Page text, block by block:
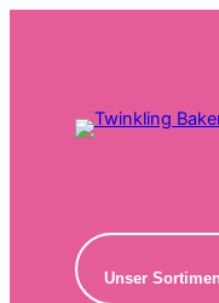
Unser